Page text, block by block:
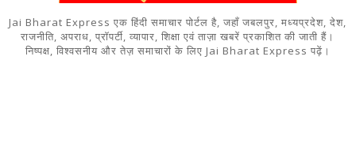
Jai Bharat Express एक हिंदी समाचार पोर्टल है, जहाँ जबलपुर, मध्यप्रदेश, देश,
राजनीति, अपराध, प्रॉपर्टी, व्यापार, शिक्षा एवं ताज़ा खबरें प्रकाशित की जाती हैं।
निष्पक्ष, विश्वसनीय और तेज़ समाचारों के लिए Jai Bharat Express पढ़ें।